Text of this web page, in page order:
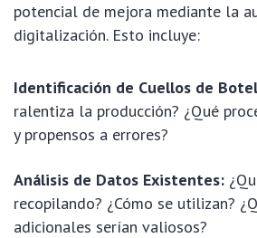
potencial de mejora mediante la
digitalización. Esto incluye:
Identificación de Cuellos de
ralentiza la producción? ¿Qué
y propensos a errores?
Análisis de Datos Existentes:
recopilando? ¿Cómo se utilizan?
adicionales serían valiosos?